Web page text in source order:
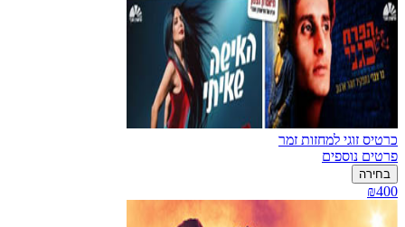
כרטיס זוגי למחזות זמר
פרטים נוספים
בחירה
₪400